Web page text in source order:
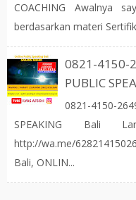
COACHING Awalnya
berdasarkan materi
0821-4150-
PUBLIC
0821-4150-
SPEAKING Bali
http://wa.me/
Bali, ONLIN...